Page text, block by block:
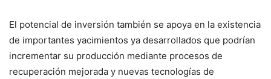
El potencial de inversión también se apoya en la existencia
de importantes yacimientos ya desarrollados que podrían
incrementar su producción mediante procesos de
recuperación mejorada y nuevas tecnologías de